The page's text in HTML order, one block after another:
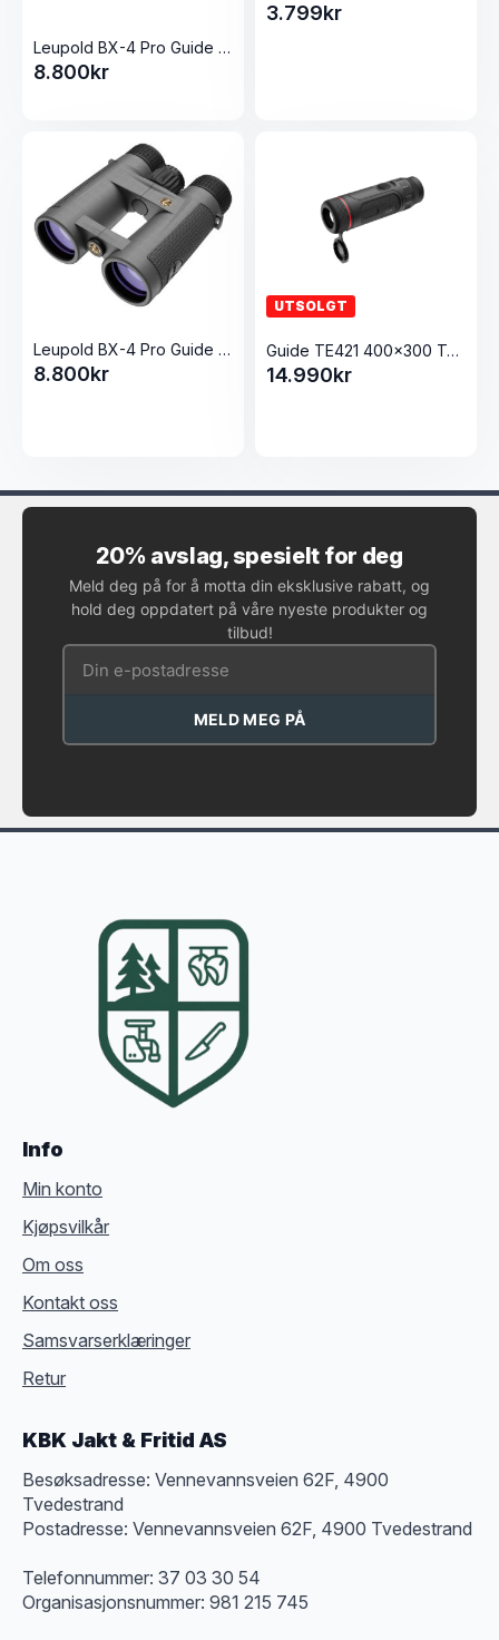
Leupold BX-4 Pro Guide HD 10x42mm Roof Shadow Gray
8.800kr
3.799kr
Leupold BX-4 Pro Guide HD 8x42mm Roof Shadow Gray
8.800kr
UTSOLGT
Guide TE421 400×300 Termisk Monokular
14.990kr
20% avslag, spesielt for deg
Meld deg på for å motta din eksklusive rabatt, og
hold deg oppdatert på våre nyeste produkter og
tilbud!
MELD MEG PÅ
Info
Min konto
Kjøpsvilkår
Om oss
Kontakt oss
Samsvarserklæringer
Retur
KBK Jakt & Fritid AS
Besøksadresse: Vennevannsveien 62F, 4900
Tvedestrand
Postadresse: Vennevannsveien 62F, 4900 Tvedestrand
Telefonnummer: 37 03 30 54
Organisasjonsnummer: 981 215 745